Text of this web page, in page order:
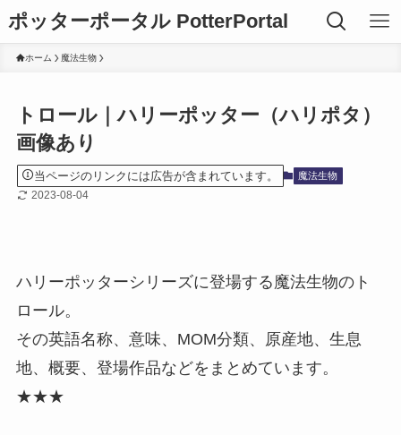
ポッターポータル PotterPortal
ホーム 魔法生物
トロール｜ハリーポッター（ハリポタ）
画像あり
当ページのリンクには広告が含まれています。 魔法生物
2023-08-04
ハリーポッターシリーズに登場する魔法生物のト
ロール。
その英語名称、意味、MOM分類、原産地、生息
地、概要、登場作品などをまとめています。
★★★